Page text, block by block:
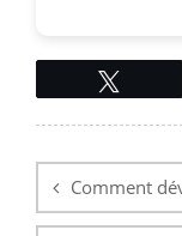
de
l’articleComment